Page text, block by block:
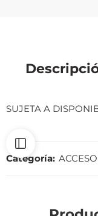
SUJETA A
Categoría: